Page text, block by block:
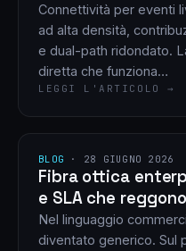
Connettività per eventi
ad alta densità,
e dual-path ridondato.
diretta che funziona…
LEGGI L'ARTICOLO →
BLOG · 28 GIUGNO 2026
Fibra ottica
e SLA che
Nel linguaggio
diventato generico. Sul